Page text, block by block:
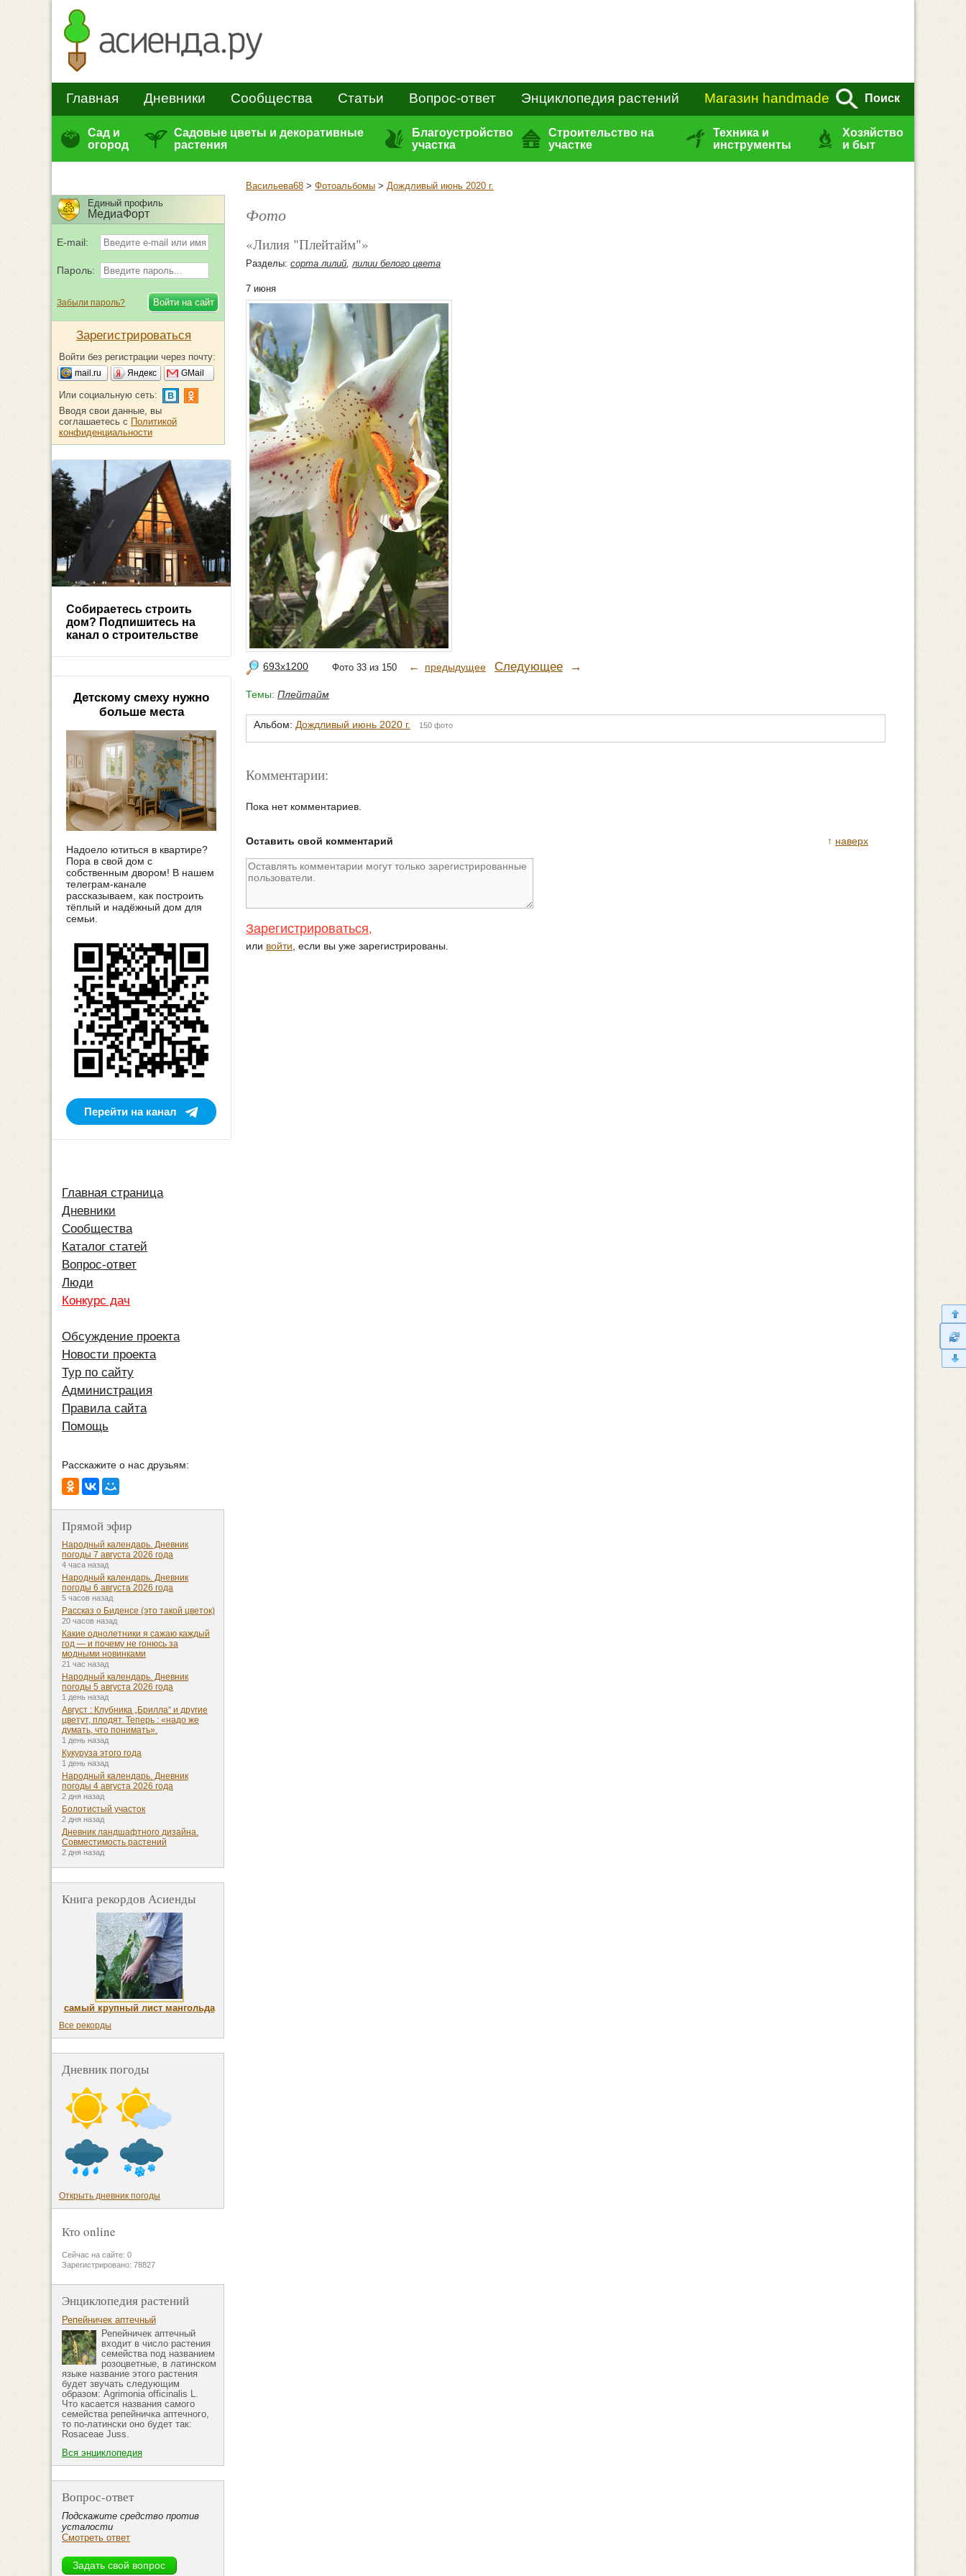
Главная Дневники Сообщества Статьи Вопрос-ответ Энциклопедия растений Магазин handmade Поиск
Сад и
огород
Садовые цветы и декоративные
растения
Благоустройство
участка
Строительство на
участке
Техника и
инструменты
Хозяйство
и быт
Васильева68 > Фотоальбомы > Дождливый июнь 2020 г.
Фото
«Лилия "Плейтайм"»
Разделы: сорта лилий,лилии белого цвета
7 июня
693x1200 Фото 33 из 150 ← предыдущее Следующее →
Темы: Плейтайм
Альбом: Дождливый июнь 2020 г. 150 фото
Комментарии:
Пока нет комментариев.
↑ наверх
Оставить свой комментарий
Зарегистрироваться,
или войти , если вы уже зарегистрированы.
Единый профиль
МедиаФорт
E-mail:
Пароль:
Забыли пароль?
Зарегистрироваться
Войти без регистрации через почту:
mail.ru Яндекс GMail
Или социальную сеть:
Вводя свои данные, вы
соглашаетесь с Политикой
конфиденциальности
Собираетесь строить
дом? Подпишитесь на
канал о строительстве
Детскому смеху нужно
больше места
Надоело ютиться в квартире?
Пора в свой дом с
собственным двором! В нашем
телеграм-канале
рассказываем, как построить
тёплый и надёжный дом для
семьи.
Перейти на канал
Главная страница
Дневники
Сообщества
Каталог статей
Вопрос-ответ
Люди
Конкурс дач
Обсуждение проекта
Новости проекта
Тур по сайту
Администрация
Правила сайта
Помощь
Расскажите о нас друзьям:
Прямой эфир
Народный календарь. Дневник
погоды 7 августа 2026 года
4 часа назад
Народный календарь. Дневник
погоды 6 августа 2026 года
5 часов назад
Рассказ о Биденсе (это такой цветок)
20 часов назад
Какие однолетники я сажаю каждый
год — и почему не гонюсь за
модными новинками
21 час назад
Народный календарь. Дневник
погоды 5 августа 2026 года
1 день назад
Август : Клубника „Брилла“ и другие
цветут, плодят. Теперь : «надо же
думать, что понимать».
1 день назад
Кукуруза этого года
1 день назад
Народный календарь. Дневник
погоды 4 августа 2026 года
2 дня назад
Болотистый участок
2 дня назад
Дневник ландшафтного дизайна.
Совместимость растений
2 дня назад
Книга рекордов Асиенды
самый крупный лист мангольда
Все рекорды
Дневник погоды
Открыть дневник погоды
Кто online
Сейчас на сайте: 0
Зарегистрировано: 78827
Энциклопедия растений
Репейничек аптечный
Репейничек аптечный
входит в число растения
семейства под названием
розоцветные, в латинском
языке название этого растения
будет звучать следующим
образом: Agrimonia officinalis L.
Что касается названия самого
семейства репейничка аптечного,
то по-латински оно будет так:
Rosaceae Juss.
Вся энциклопедия
Вопрос-ответ
Подскажите средство против
усталости
Смотреть ответ